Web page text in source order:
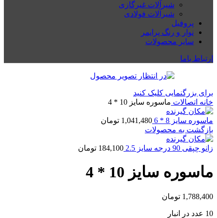
شیرآلات غیرگازی
شیرآلات فولادی
پروفیل
نوار و رنگ پرایمر
سایر محصولات
ارتباط باما
برای بزرگنمایی کلیک کنید
خانه اتصالات ماسوره سایز 10 * 4
ماسوره سایز 8 * 6 1,041,480 تومان
بازگشت به محصولات
زانو چپقی 90 درجه سایز 2.5 184,100 تومان
ماسوره سایز 10 * 4
1,788,400 تومان
10 عدد در انبار